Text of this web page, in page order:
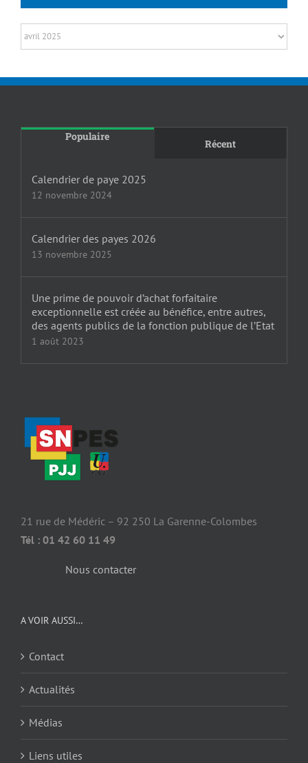
Archives
Populaire
Récent
Calendrier de paye 2025
12 novembre 2024
Calendrier des payes 2026
13 novembre 2025
Une prime de pouvoir d’achat forfaitaire
exceptionnelle est créée au bénéfice, entre autres,
des agents publics de la fonction publique de l’Etat
1 août 2023
21 rue de Médéric – 92 250 La Garenne-Colombes
Tél : 01 42 60 11 49
Nous contacter
A VOIR AUSSI…
Contact
Actualités
Médias
Liens utiles